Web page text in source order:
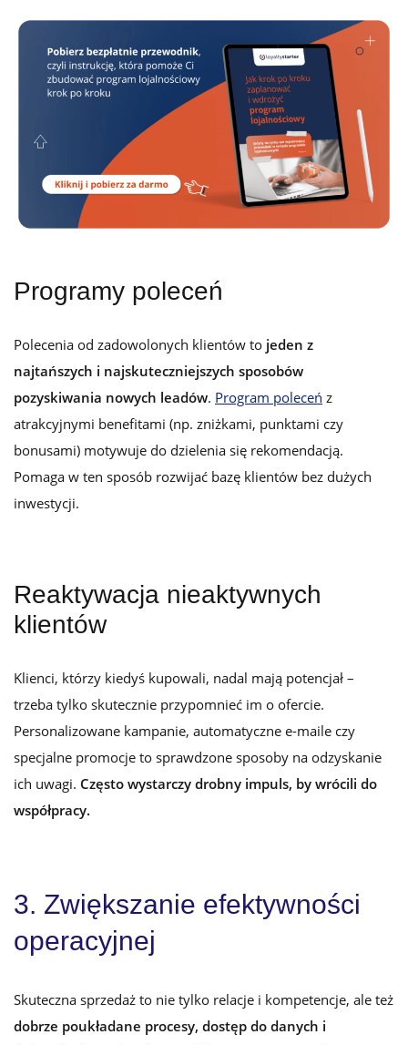
Programy poleceń
Polecenia od zadowolonych klientów to jeden z
najtańszych i najskuteczniejszych sposobów
pozyskiwania nowych leadów. Program poleceń z
atrakcyjnymi benefitami (np. zniżkami, punktami czy
bonusami) motywuje do dzielenia się rekomendacją.
Pomaga w ten sposób rozwijać bazę klientów bez dużych
inwestycji.
Reaktywacja nieaktywnych
klientów
Klienci, którzy kiedyś kupowali, nadal mają potencjał –
trzeba tylko skutecznie przypomnieć im o ofercie.
Personalizowane kampanie, automatyczne e-maile czy
specjalne promocje to sprawdzone sposoby na odzyskanie
ich uwagi. Często wystarczy drobny impuls, by wrócili do
współpracy.
3. Zwiększanie efektywności
operacyjnej
Skuteczna sprzedaż to nie tylko relacje i kompetencje, ale też
dobrze poukładane procesy, dostęp do danych i